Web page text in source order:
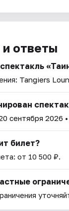
ответы
Tangiers
сентября 2026
билет?
от 10 500 ₽.